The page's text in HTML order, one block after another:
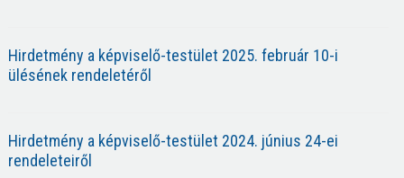
Hirdetmény a képviselő-testület 2025. február 10-i
ülésének rendeletéről
Hirdetmény a képviselő-testület 2024. június 24-ei
rendeleteiről